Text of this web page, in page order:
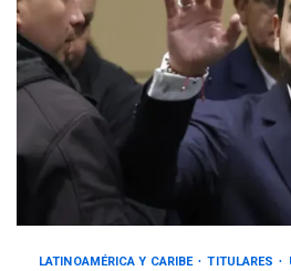
LATINOAMÉRICA Y CARIBE TITULARES